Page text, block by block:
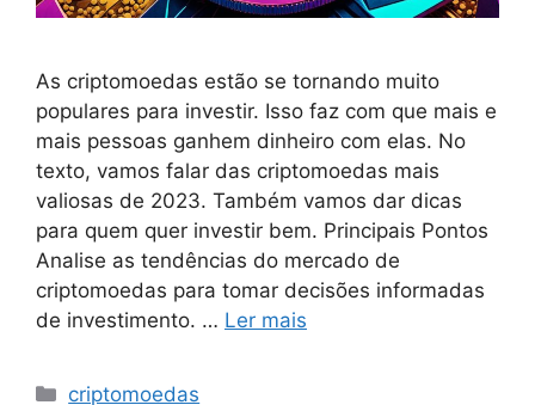
As criptomoedas estão se tornando muito
populares para investir. Isso faz com que mais e
mais pessoas ganhem dinheiro com elas. No
texto, vamos falar das criptomoedas mais
valiosas de 2023. Também vamos dar dicas
para quem quer investir bem. Principais Pontos
Analise as tendências do mercado de
criptomoedas para tomar decisões informadas
de investimento. … Ler mais
Categorias
criptomoedas